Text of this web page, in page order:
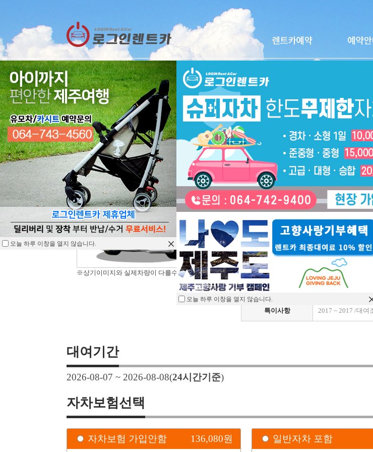
렌트카예약
RESERVATION
렌트카 예약하기
※상기이미지와 실제차량이 다를수 있습니다.
벤츠 C200-카브리올레
★★오픈카 이용시, 꼭 정차시에 열고 닫으셔
전액 고객님 부담입니다. ★★
변속기
모델옵션
가죽시트,금연,네
카메라,ABS,
특이사항 2017 ~ 2017 /대여
대여기간
2026-08-07 ~ 2026-08-08(24시간기준)
자차보험선택
자차보험 가입안함 136,080원 일반자차 포함
오늘 하루 이창을 열지 않습니다.
오늘 하루 이창을 열지 않습니다.
오늘 하루 이창을 열지 않습니다.